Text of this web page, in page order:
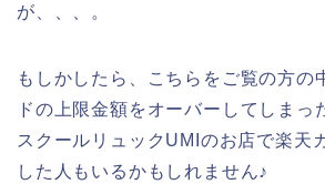
が、、、。
もしかしたら、こちらをご覧の方の
ドの上限金額をオーバーしてしまっ
スクールリュックUMIのお店で楽天
した人もいるかもしれません♪